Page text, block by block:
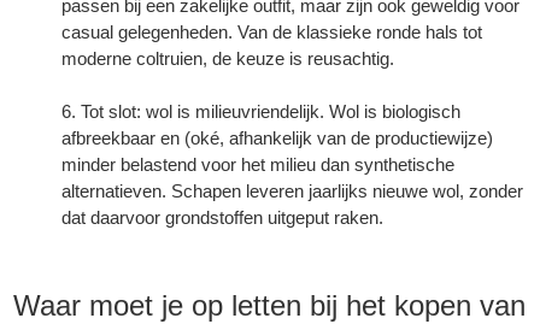
passen bij een zakelijke outfit, maar zijn ook geweldig voor
casual gelegenheden. Van de klassieke ronde hals tot
moderne coltruien, de keuze is reusachtig.
Tot slot: wol is milieuvriendelijk. Wol is biologisch
afbreekbaar en (oké, afhankelijk van de productiewijze)
minder belastend voor het milieu dan synthetische
alternatieven. Schapen leveren jaarlijks nieuwe wol, zonder
dat daarvoor grondstoffen uitgeput raken.
Waar moet je op letten bij het kopen van